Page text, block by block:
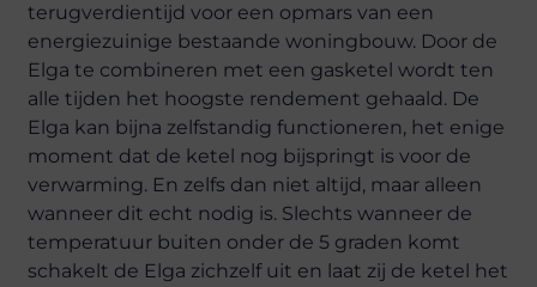
terugverdientijd voor een opmars van een
energiezuinige bestaande woningbouw. Door de
Elga te combineren met een gasketel wordt ten
alle tijden het hoogste rendement gehaald. De
Elga kan bijna zelfstandig functioneren, het enige
moment dat de ketel nog bijspringt is voor de
verwarming. En zelfs dan niet altijd, maar alleen
wanneer dit echt nodig is. Slechts wanneer de
temperatuur buiten onder de 5 graden komt
schakelt de Elga zichzelf uit en laat zij de ketel het